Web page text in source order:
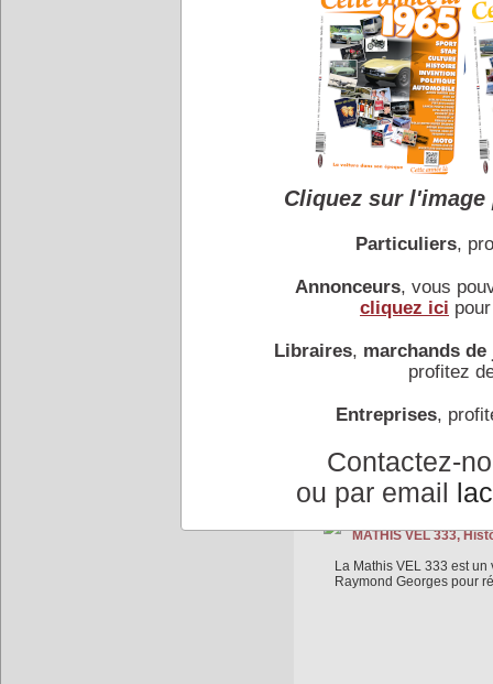
FERRARI Dino 308
La Ferrari 308 GT4 est
Gandini du carrossier
Révélée le 26/11/1970
étudiées par BMW. …
MATHIS VEL 333,
La Mathis VEL 333 est
Raymond Georges pour
Cliquez sur
Particuliers,
Annonceurs, vous
cliquez ici
Libraires, marchands de
profitez
Entreprises,
Contactez-
ou par email